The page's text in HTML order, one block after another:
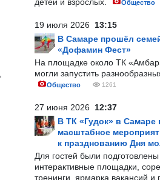
Общество
19 июля 2026 13:15
В Самаре прошёл
«Дофамин Фест»
На площадке около ТК
могли запустить
Общество 1261
27 июня 2026 12:37
В ТК «Гудок» в Самаре
масштабное
к празднованию Дня
Для гостей были
интерактивные площадки,
тренинги, ярмарка вакансий и